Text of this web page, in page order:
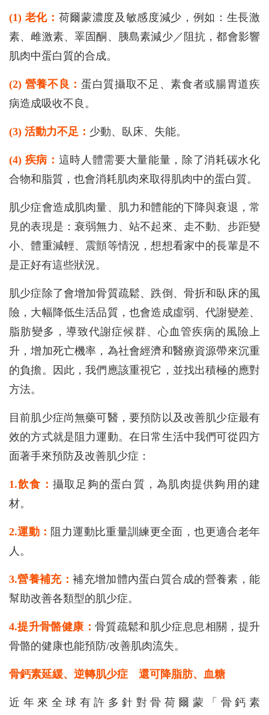
(1) 老化： 荷爾蒙濃度及敏感度減少，例如：生長激
素、雌激素、睪固酮、胰島素減少／阻抗，都會影響
肌肉中蛋白質的合成。
(2) 營養不良： 蛋白質攝取不足、素食者或腸胃道疾
病造成吸收不良。
(3) 活動力不足： 少動、臥床、失能。
(4) 疾病： 這時人體需要大量能量，除了消耗碳水化
合物和脂質，也會消耗肌肉來取得肌肉中的蛋白質。
肌少症會造成肌肉量、肌力和體能的下降與衰退，常
見的表現是：衰弱無力、站不起來、走不動、步距變
小、體重減輕、震顫等情況，想想看家中的長輩是不
是正好有這些狀況。
肌少症除了會增加骨質疏鬆、跌倒、骨折和臥床的風
險，大幅降低生活品質，也會造成虛弱、代謝變差、
脂肪變多，導致代謝症候群、心血管疾病的風險上
升，增加死亡機率，為社會經濟和醫療資源帶來沉重
的負擔。因此，我們應該重視它，並找出積極的應對
方法。
目前肌少症尚無藥可醫，要預防以及改善肌少症最有
效的方式就是阻力運動。在日常生活中我們可從四方
面著手來預防及改善肌少症：
1.飲食： 攝取足夠的蛋白質，為肌肉提供夠用的建
材。
2.運動： 阻力運動比重量訓練更全面，也更適合老年
人。
3.營養補充：補充增加體內蛋白質合成的營養素，能
幫助改善各類型的肌少症。
4.提升骨骼健康： 骨質疏鬆和肌少症息息相關，提升
骨骼的健康也能預防/改善肌肉流失。
骨鈣素延緩、逆轉肌少症 還可降脂肪、血糖
近年來全球有許多針對骨荷爾蒙「骨鈣素